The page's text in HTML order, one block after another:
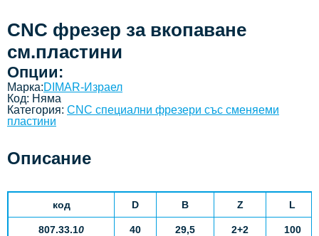
CNC фрезер за вкопаване
см.пластини
Опции:
Марка:DIMAR-Израел
Код: Няма
Категория: CNC специални фрезери със сменяеми
пластини
Описание
код D B Z L
807.33.10 40 29,5 2+2 100